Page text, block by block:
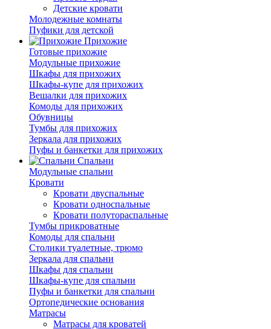
Детские кровати
Молодежные комнаты
Пуфики для детской
Прихожие
Готовые прихожие
Модульные прихожие
Шкафы для прихожих
Шкафы-купе для прихожих
Вешалки для прихожих
Комоды для прихожих
Обувницы
Тумбы для прихожих
Зеркала для прихожих
Пуфы и банкетки для прихожих
Спальни
Модульные спальни
Кровати
Кровати двуспальные
Кровати односпальные
Кровати полутораспальные
Тумбы прикроватные
Комоды для спальни
Столики туалетные, трюмо
Зеркала для спальни
Шкафы для спальни
Шкафы-купе для спальни
Пуфы и банкетки для спальни
Ортопедические основания
Матрасы
Матрасы для кроватей